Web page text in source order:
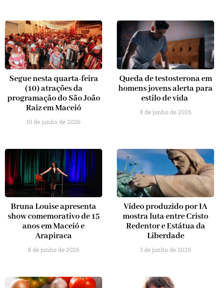
Segue nesta quarta-feira
(10) atrações da
programação do São João
Raiz em Maceió
10 de junho de 2026
Queda de testosterona em
homens jovens alerta para
estilo de vida
8 de junho de 2026
Bruna Louise apresenta
show comemorativo de 15
anos em Maceió e
Arapiraca
8 de junho de 2026
Vídeo produzido por IA
mostra luta entre Cristo
Redentor e Estátua da
Liberdade
3 de junho de 2026